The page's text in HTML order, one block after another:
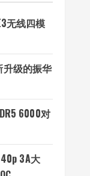
无线四模
级的振华
6000对
3A大